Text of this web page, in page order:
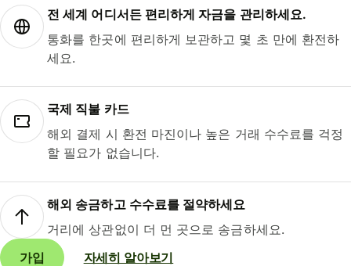
전 세계 어디서든 편리하게 자금을 관리하세요.
통화를 한곳에 편리하게 보관하고 몇 초 만에 환전하
세요.
국제 직불 카드
해외 결제 시 환전 마진이나 높은 거래 수수료를 걱정
할 필요가 없습니다.
해외 송금하고 수수료를 절약하세요
거리에 상관없이 더 먼 곳으로 송금하세요.
가입
자세히 알아보기